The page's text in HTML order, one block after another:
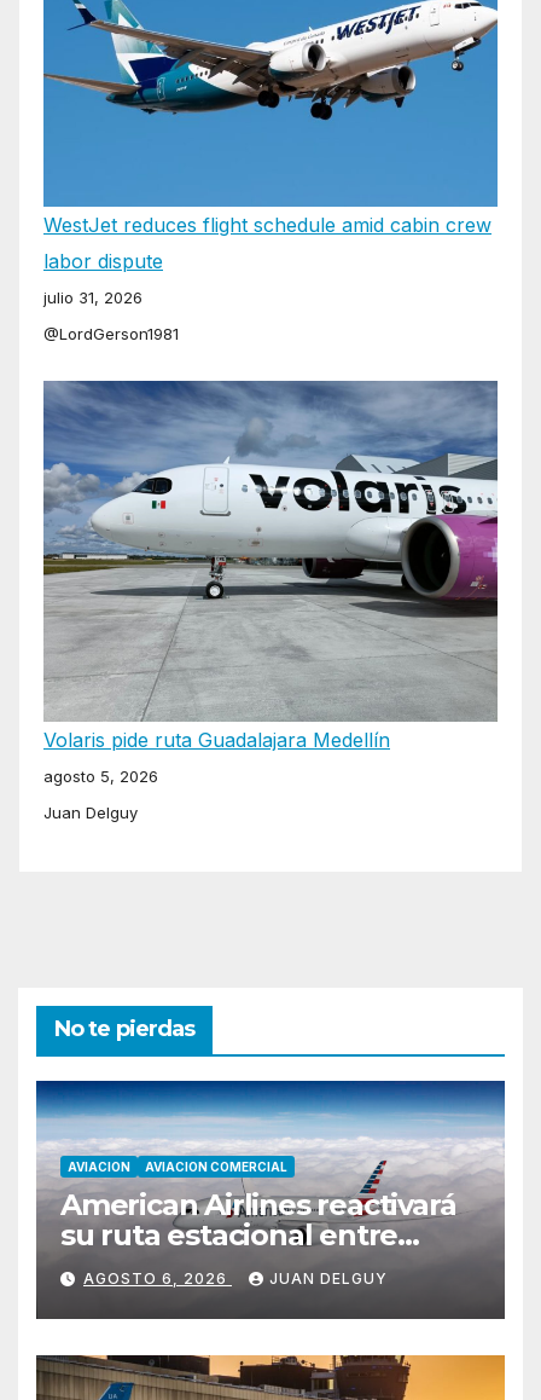
WestJet reduces flight schedule amid cabin crew
labor dispute
julio 31, 2026
@LordGerson1981
Volaris pide ruta Guadalajara Medellín
agosto 5, 2026
Juan Delguy
No te pierdas
AVIACION AVIACION COMERCIAL
American Airlines reactivará
su ruta estacional entre
Miami y Montevideo con
vuelos diarios
AGOSTO 6, 2026 JUAN DELGUY